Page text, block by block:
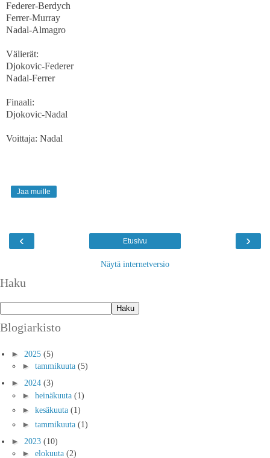
Federer-Berdych
Ferrer-Murray
Nadal-Almagro
Välierät:
Djokovic-Federer
Nadal-Ferrer
Finaali:
Djokovic-Nadal
Voittaja: Nadal
Jaa muille
‹ ›
Etusivu
Näytä internetversio
Haku
Blogiarkisto
► 2025 (5)
► tammikuuta (5)
► 2024 (3)
► heinäkuuta (1)
► kesäkuuta (1)
► tammikuuta (1)
► 2023 (10)
► elokuuta (2)